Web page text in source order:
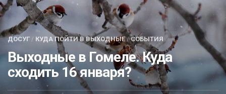
БЛИЦ-ОПРОС
АФИША
ДОСУГ / КУДА ПОЙТИ В ВЫХОДНЫЕ/СОБЫТИЯ
Выходные в Гомеле. Куда
сходить 16 января?